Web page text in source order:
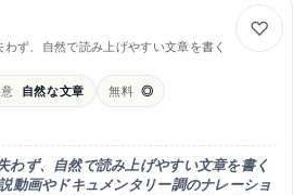
欄づくりに使える
で
ず、自然で読み上げやすい文章を書く
自然な文章 無料 ◎
わず、自然で読み上げやすい文章を書く
動画やドキュメンタリー調のナレーショ